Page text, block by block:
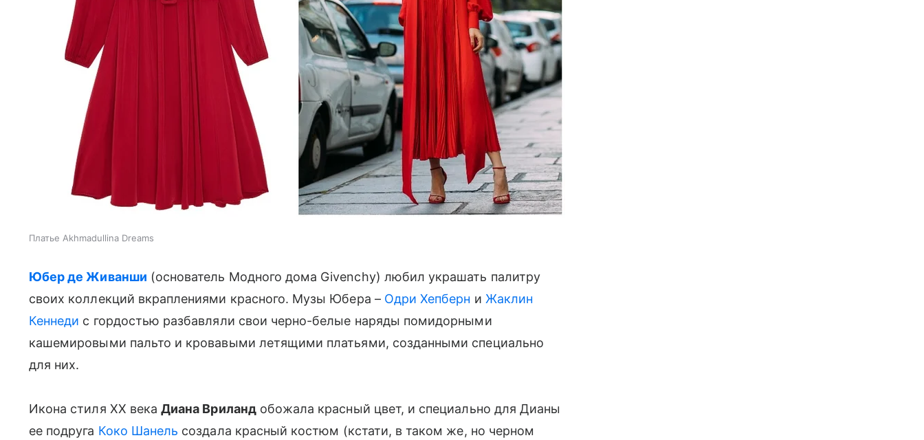
Платье Akhmadullina Dreams
Юбер де Живанши (основатель Модного дома Givenchy) любил украшать палитру
своих коллекций вкраплениями красного. Музы Юбера – Одри Хепберн и Жаклин
Кеннеди с гордостью разбавляли свои черно-белые наряды помидорными
кашемировыми пальто и кровавыми летящими платьями, созданными специально
для них.
Икона стиля XX векаДиана Вриландобожала красный цвет, и специально для Дианы
ее подруга Коко Шанель создала красный костюм (кстати, в таком же, но черном